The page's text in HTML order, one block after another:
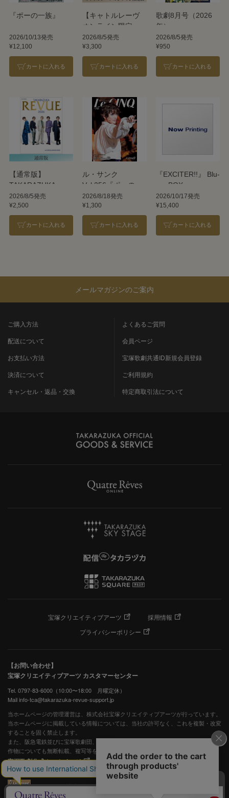
『ポーの一族』
2026/10/13発売
¥12,100
カートに入れる
【キャトルレーヴ
オンライン限定
版】TAKARAZUKA
REVUE 2026
2026/8/5発売
¥3,300
カートに入れる
歌劇8月号（2026
年）
2026/8/5発売
¥950
カートに入れる
【通常版】
TAKARAZUKA
REVUE 2026
2026/8/5発売
¥2,500
カートに入れる
ル・サンク
Vol.256『ポーの一
族』＜雪組＞
2026/8/18発売
¥1,300
カートに入れる
『EXCITER!!』 Blu-
ray BOX
2026/10/17発売
¥15,400
カートに入れる
メールマガジンのご案内
ご購入方法
配送について
お支払い方法
決済について
キャンセル・返品・交換
よくあるご質問
会員ページ
宝塚歌劇共通ID新規会員登録
ご利用規約
特定商取引法について
宝塚クリエイティブアーツ
採用情報
プライバシーポリシー
【お問い合わせ】
宝塚クリエイティブアーツ カスタマーセンター
Tel. 0797-83-6000（10:00〜18:00 月曜定休）
Mail info-tca@takarazuka-revue-support.jp
当ホームページの管理運営は、株式会社宝塚クリエイティブアーツが行っています。
当ホームページに掲載している情報については、当社の許可なく、これを複製・改変
することを固く禁止します。
また、阪急電鉄並びに宝塚歌劇団、宝塚クリエイティブアーツの出版物ほか写真等著
作物についても無断転載、複写等を禁じます。
宝塚歌劇公式ホームページ
JASRAC許諾番号：S0507081515
JASRAC許諾番号：9009941002Y45040